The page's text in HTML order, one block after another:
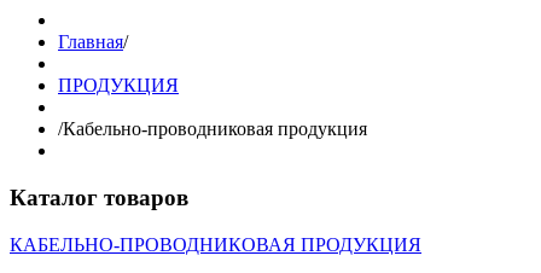
Главная/
ПРОДУКЦИЯ
/Кабельно-проводниковая продукция
Каталог товаров
КАБЕЛЬНО-ПРОВОДНИКОВАЯ ПРОДУКЦИЯ